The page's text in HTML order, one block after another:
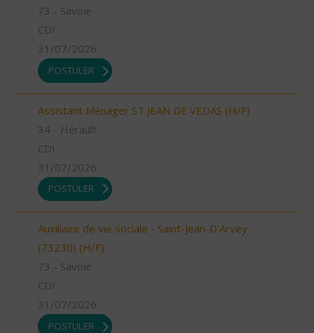
73 - Savoie
CDI
31/07/2026
POSTULER
Assistant Ménager ST JEAN DE VEDAS (H/F)
34 - Hérault
CDI
31/07/2026
POSTULER
Auxiliaire de vie sociale - Saint-Jean-D'Arvey
(73230) (H/F)
73 - Savoie
CDI
31/07/2026
POSTULER